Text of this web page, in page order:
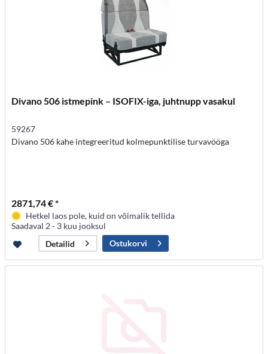
Divano 506 istmepink – ISOFIX-iga, juhtnupp vasakul
59267
Divano 506 kahe integreeritud kolmepunktilise turvavööga
2871,74 € *
Hetkel laos pole, kuid on võimalik tellida
Saadaval 2 - 3 kuu jooksul
Detailid
Ostukorvi